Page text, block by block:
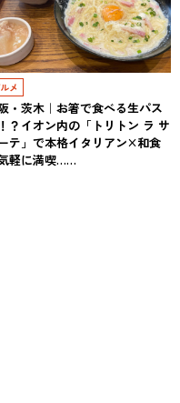
メ
・茨木｜お箸で食べる生パス
？イオン内の「トリトン ラ サ
テ」で本格イタリアン×和食
軽に満喫……